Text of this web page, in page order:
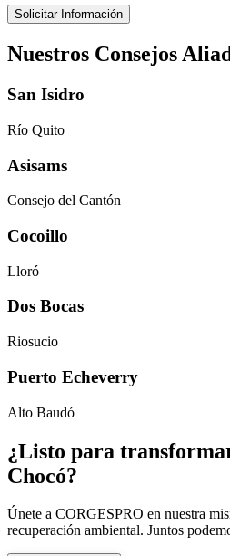
Solicitar Información
Nuestros Consejos
San Isidro
Río Quito
Asisams
Consejo del Cantón
Cocoillo
Lloró
Dos Bocas
Riosucio
Puerto Echeverry
Alto Baudó
¿Listo para
Chocó?
Únete a CORGESPRO en nuestra
recuperación ambiental. Juntos